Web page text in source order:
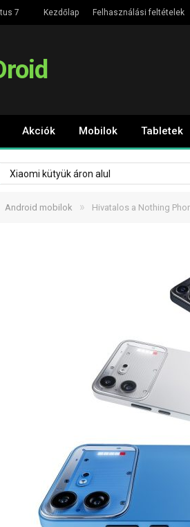
7 Kezdőlap Felhasználási feltételek
Akciók Mobilok Tabletek
Xiaomi kütyük áron alul
Android mobilok » Hivatalos a Nothing